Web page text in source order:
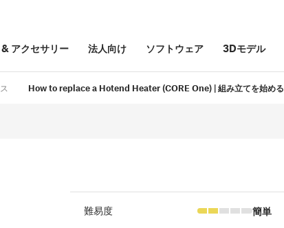
& アクセサリー 法人向け ソフトウェア 3Dモデル
How to replace a Hotend Heater (CORE One) | 組み立てを始める
難易度 簡単